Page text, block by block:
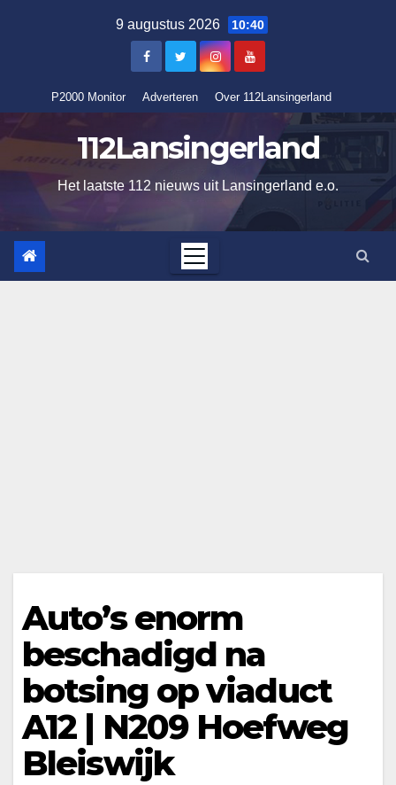
9 augustus 2026 10:40
P2000 Monitor Adverteren Over 112Lansingerland
112Lansingerland
Het laatste 112 nieuws uit Lansingerland e.o.
Auto’s enorm
beschadigd na
botsing op viaduct
A12 | N209 Hoefweg
Bleiswijk